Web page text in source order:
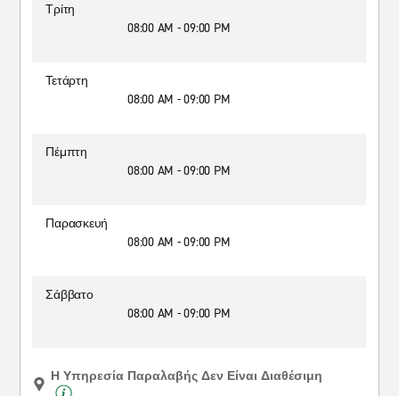
Τρίτη
08:00 AM - 09:00 PM
Τετάρτη
08:00 AM - 09:00 PM
Πέμπτη
08:00 AM - 09:00 PM
Παρασκευή
08:00 AM - 09:00 PM
Σάββατο
08:00 AM - 09:00 PM
Η Υπηρεσία Παραλαβής Δεν Είναι Διαθέσιμη